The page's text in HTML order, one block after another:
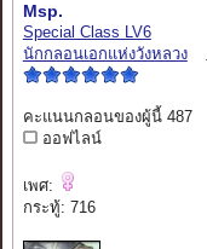
Msp.
Special Class LV6
นักกลอนเอกแห่งวังหลวง
คะแนนกลอนของผู้นี้ 487
ออฟไลน์
เพศ:
กระทู้: 716